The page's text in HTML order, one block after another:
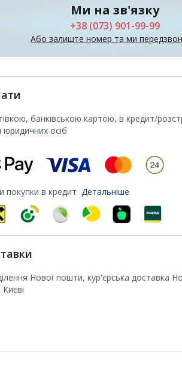
Ми на зв'язку
+38 (073) 901-99-99
Або залиште номер та ми
банківською картою, в кредит/
осіб
покупки в кредит Детальніше
Нової пошти, кур'єрська доставка